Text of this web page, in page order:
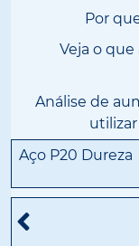
Por
Veja o
Análise de
Aço P20 Dureza